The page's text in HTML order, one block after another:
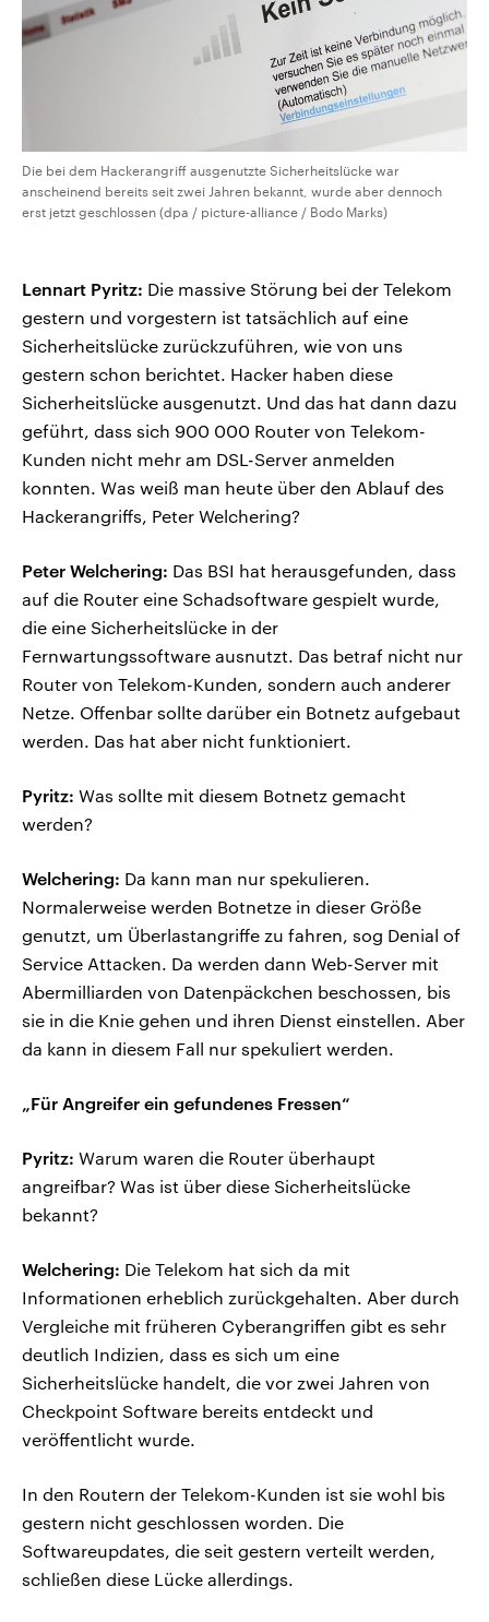
Die bei dem Hackerangriff ausgenutzte Sicherheitslücke war
anscheinend bereits seit zwei Jahren bekannt, wurde aber dennoch
erst jetzt geschlossen (dpa / picture-alliance / Bodo Marks)
Lennart Pyritz: Die massive Störung bei der Telekom
gestern und vorgestern ist tatsächlich auf eine
Sicherheitslücke zurückzuführen, wie von uns
gestern schon berichtet. Hacker haben diese
Sicherheitslücke ausgenutzt. Und das hat dann dazu
geführt, dass sich 900 000 Router von Telekom-
Kunden nicht mehr am DSL-Server anmelden
konnten. Was weiß man heute über den Ablauf des
Hackerangriffs, Peter Welchering?
Peter Welchering: Das BSI hat herausgefunden, dass
auf die Router eine Schadsoftware gespielt wurde,
die eine Sicherheitslücke in der
Fernwartungssoftware ausnutzt. Das betraf nicht nur
Router von Telekom-Kunden, sondern auch anderer
Netze. Offenbar sollte darüber ein Botnetz aufgebaut
werden. Das hat aber nicht funktioniert.
Pyritz: Was sollte mit diesem Botnetz gemacht
werden?
Welchering: Da kann man nur spekulieren.
Normalerweise werden Botnetze in dieser Größe
genutzt, um Überlastangriffe zu fahren, sog Denial of
Service Attacken. Da werden dann Web-Server mit
Abermilliarden von Datenpäckchen beschossen, bis
sie in die Knie gehen und ihren Dienst einstellen. Aber
da kann in diesem Fall nur spekuliert werden.
„Für Angreifer ein gefundenes Fressen“
Pyritz: Warum waren die Router überhaupt
angreifbar? Was ist über diese Sicherheitslücke
bekannt?
Welchering: Die Telekom hat sich da mit
Informationen erheblich zurückgehalten. Aber durch
Vergleiche mit früheren Cyberangriffen gibt es sehr
deutlich Indizien, dass es sich um eine
Sicherheitslücke handelt, die vor zwei Jahren von
Checkpoint Software bereits entdeckt und
veröffentlicht wurde.
In den Routern der Telekom-Kunden ist sie wohl bis
gestern nicht geschlossen worden. Die
Softwareupdates, die seit gestern verteilt werden,
schließen diese Lücke allerdings.